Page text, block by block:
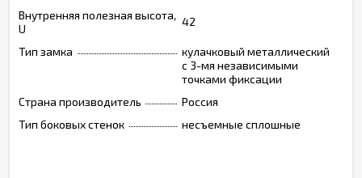
Внутренняя полезная высота,
U
42
Тип замка
кулачковый металлический
с 3-мя независимыми
точками фиксации
Страна производитель
Россия
Тип боковых стенок
несъемные сплошные